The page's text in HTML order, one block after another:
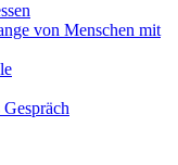
von Menschen mit